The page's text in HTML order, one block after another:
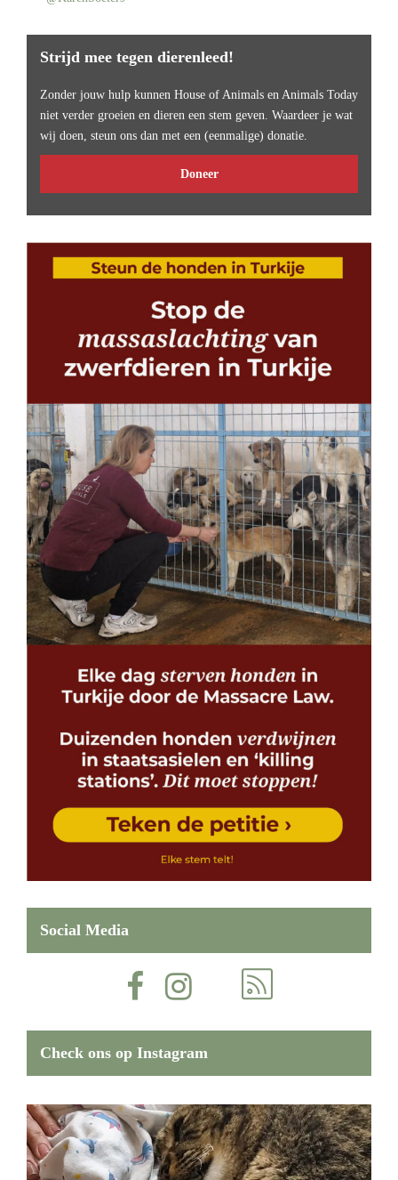
Strijd mee tegen dierenleed!
Zonder jouw hulp kunnen House of Animals en Animals Today
niet verder groeien en dieren een stem geven. Waardeer je wat
wij doen, steun ons dan met een (eenmalige) donatie.
Doneer
Social Media
Check ons op Instagram